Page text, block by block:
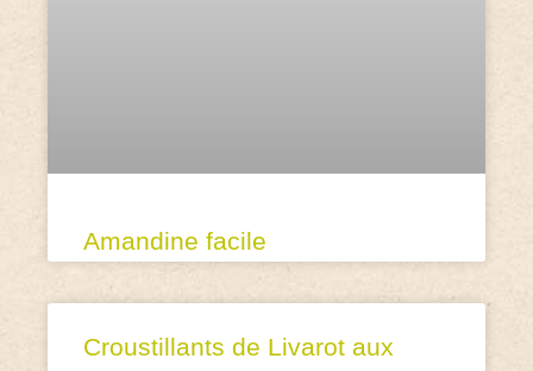
Amandine facile
Croustillants de Livarot aux